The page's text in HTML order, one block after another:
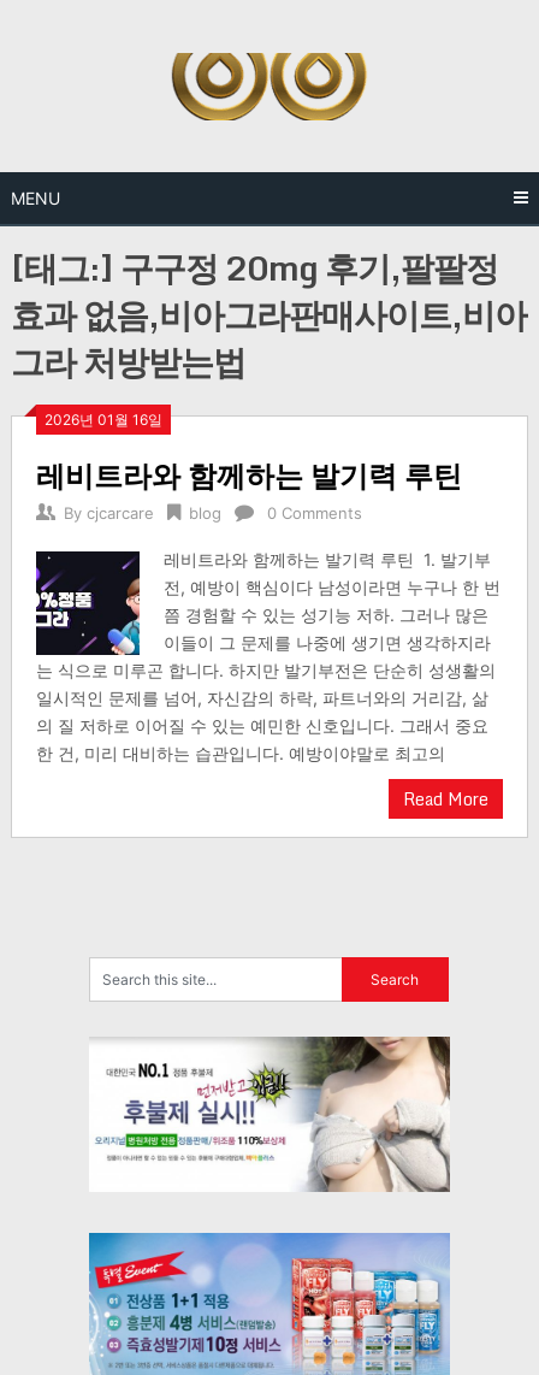
MENU
[태그:] 구구정 20mg 후기,팔팔정
효과 없음,비아그라판매사이트,비아
그라 처방받는법
2026년 01월 16일
레비트라와 함께하는 발기력 루틴
By cjcarcare blog 0 Comments
레비트라와 함께하는 발기력 루틴 1. 발기부
전, 예방이 핵심이다 남성이라면 누구나 한 번
쯤 경험할 수 있는 성기능 저하. 그러나 많은
이들이 그 문제를 나중에 생기면 생각하지라
는 식으로 미루곤 합니다. 하지만 발기부전은 단순히 성생활의
일시적인 문제를 넘어, 자신감의 하락, 파트너와의 거리감, 삶
의 질 저하로 이어질 수 있는 예민한 신호입니다. 그래서 중요
한 건, 미리 대비하는 습관입니다. 예방이야말로 최고의
Read More